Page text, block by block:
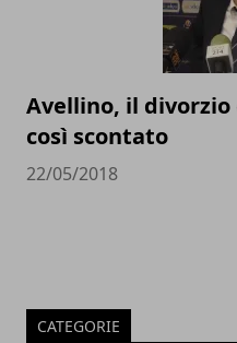
Avellino, il divorzio
così scontato
22/05/2018
CATEGORIE